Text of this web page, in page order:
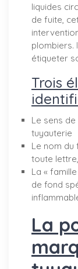
liquides
de fuite,
plombiers.
étiqueter
Trois
Le sens de
tuyauterie
Le nom du
toute
La «
de fond
La